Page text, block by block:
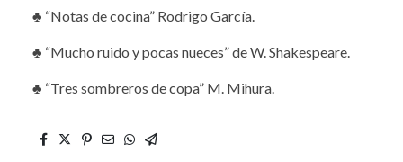
♣ “Notas de cocina” Rodrigo García.
♣ “Mucho ruido y pocas nueces” de W. Shakespeare.
♣ “Tres sombreros de copa” M. Mihura.